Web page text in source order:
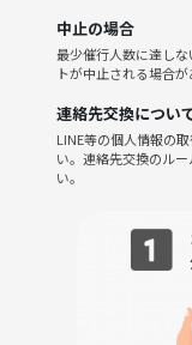
中止の場合
最少催行人数に達し
トが中止される場合
連絡先交換につい
LINE等の個人情報の
い。連絡先交換のル
い。